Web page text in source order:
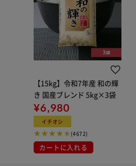
【15kg】令和7年産 和の輝
き 国産ブレンド 5kg×3袋
¥6,980
イチオシ
(4672)
カートに入れる